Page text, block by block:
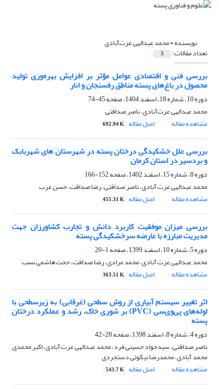
نویسنده =محمد عبدالهی عزت‌آبادی
تعداد مقالات: 5
بررسی فنی و اقتصادی عوامل مؤثر بر افزایش بهره‌وری تولید
محصول در باغ‌های پسته مناطق رفسنجان و انار
دوره 10، شماره 18، اسفند 1404، صفحه
45-74
محمد عبدالهی عزت‌آبادی، ناصر صداقتی
مشاهده مقاله
اصل مقاله 692.94 K
بررسی علل خشکیدگی درختان پسته در شهرستان های شهربابک
و بردسیر در استان کرمان
دوره 8، شماره 15، اسفند 1402، صفحه
152-166
محمد عبدالهی عزت آبادی، ناصر صداقتی، رضا صداقت، حسن عرب
مشاهده مقاله
اصل مقاله 455.31 K
بررسی میزان موفقیت کاربرد دانش و تجارب کشاورزان جهت
مدیریت مبارزه با عارضه سرخشکیدگی پسته
دوره 5، شماره 10، اسفند 1399، صفحه
1-20
محمد عبدالهی عزت آبادی، محمد مرادی، رضا صداقت، حجت هاشمی نسب
مشاهده مقاله
اصل مقاله 363.51 K
اثر تغییر سیستم آبیاری از روش سطحی (غرقابی) به زیرسطحی با
لوله‌های پی‌وی‌سی (PVC) بر شوری خاک، رشد و عملکرد درختان
پسته
دوره 4، شماره 8، اسفند 1398، صفحه
28-42
ناصر صداقتی، سیدجواد حسینی فرد، محمد عبدالهی عزت آبادی، اکبر محمدی
محمد آبادی، محمدرضا نیکوئی دستجردی
مشاهده مقاله
اصل مقاله 543.7 K